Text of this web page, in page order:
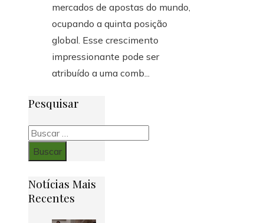
mercados de apostas do mundo,
ocupando a quinta posição
global. Esse crescimento
impressionante pode ser
atribuído a uma comb...
Pesquisar
Buscar:
Notícias Mais
Recentes